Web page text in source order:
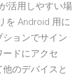
活用しやすい場
を Android 用に
ョンでサイン
ドにアクセ
のデバイスと